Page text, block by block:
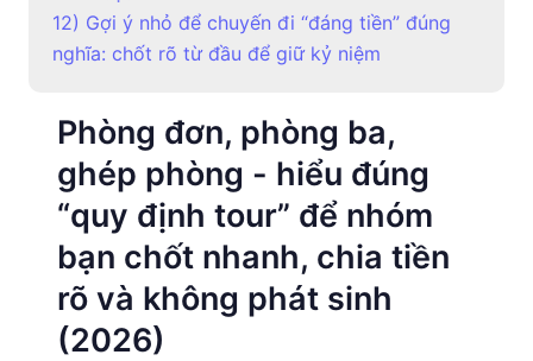
12) Gợi ý nhỏ để chuyến đi “đáng tiền” đúng
nghĩa: chốt rõ từ đầu để giữ kỷ niệm
Phòng đơn, phòng ba,
ghép phòng - hiểu đúng
“quy định tour” để nhóm
bạn chốt nhanh, chia tiền
rõ và không phát sinh
(2026)